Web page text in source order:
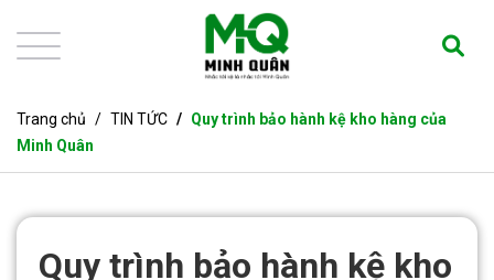
Trang chủ TIN TỨC
Quy trình bảo hành kệ kho hàng của
Minh Quân
Quy trình bảo hành kệ kho